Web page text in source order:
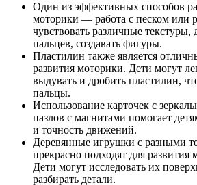
Один из эффективных способов
моторики — работа с песком или
чувствовать различные текстуры,
пальцев, создавать фигуры.
Пластилин также является
развития моторики. Дети могут
выдувать и дробить пластилин,
пальцы.
Использование карточек с
пазлов с магнитами помогает
и точность движений.
Деревянные игрушки с разными
прекрасно подходят для развития
Дети могут исследовать их
разбирать детали.